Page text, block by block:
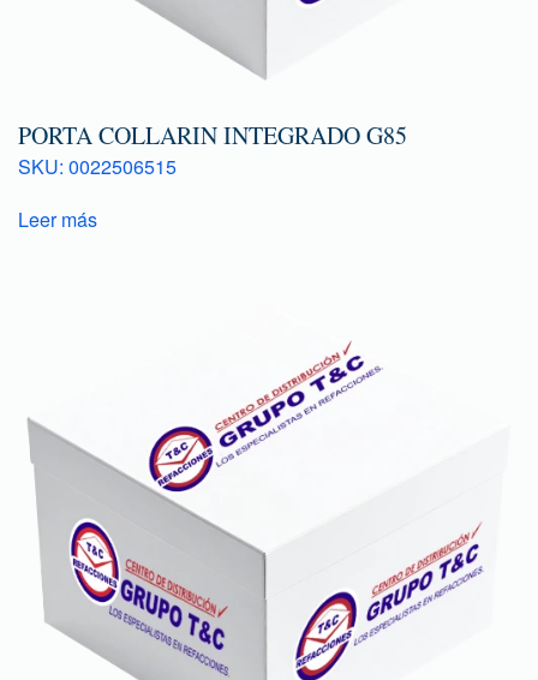
PORTA COLLARIN INTEGRADO G85
SKU: 0022506515
Leer más